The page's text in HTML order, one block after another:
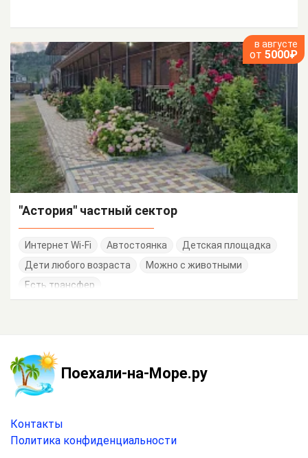
в августе
от 5000₽
"Астория" частный сектор
Интернет Wi-Fi Автостоянка
Детская площадка
Дети любого возраста
Можно с животными
Есть трансфер
Поехали-на-Море.ру
Контакты
Политика конфиденциальности